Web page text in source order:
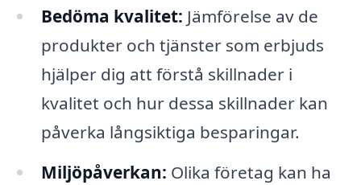
Bedöma kvalitet: Jämförelse av de
produkter och tjänster som erbjuds
hjälper dig att förstå skillnader i
kvalitet och hur dessa skillnader kan
påverka långsiktiga besparingar.
Miljöpåverkan: Olika företag kan ha